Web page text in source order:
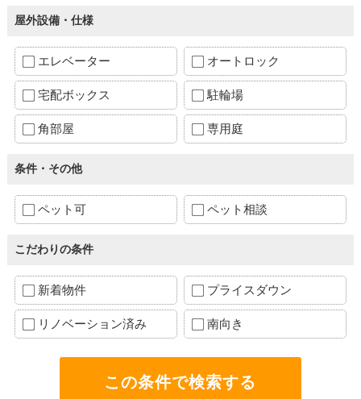
屋外設備・仕様
エレベーター オートロック
宅配ボックス 駐輪場
角部屋 専用庭
条件・その他
ペット可 ペット相談
こだわりの条件
新着物件 プライスダウン
リノベーション済み 南向き